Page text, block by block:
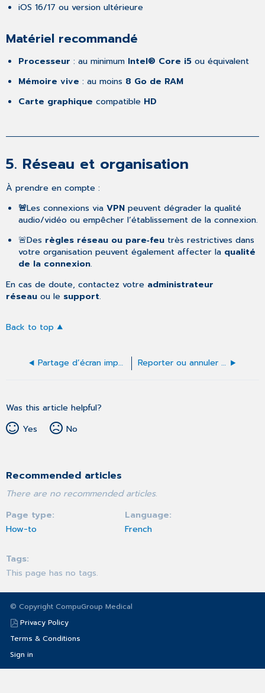
iOS 16/17 ou version ultérieure
Matériel recommandé
Processeur : au minimum Intel® Core i5ou équivalent
Mémoire vive : au moins 8 Go de RAM
Carte graphique compatible HD
5. Réseau et organisation
À prendre en compte :
🚨Les connexions via VPNpeuvent dégrader la qualité
audio/vidéo ou empêcher l’établissement de la connexion.
🚨Des règles réseau ou pare‑feutrès restrictives dans
votre organisation peuvent également affecter la qualité
de la connexion.
En cas de doute, contactez votre administrateur
réseau ou le support.
Back to top
Partage d’écran impossible sur tablette et smartphone Reporter ou annuler un rendez‑vous en tant que patient
Was this article helpful?
Yes
No
Recommended articles
There are no recommended articles.
Page type
How-to
Language
French
Tags
This page has no tags.
© Copyright CompuGroup Medical
Privacy Policy
Terms & Conditions
Sign in